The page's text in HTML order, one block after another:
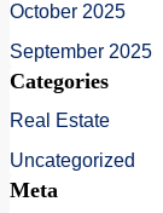
October 2025
September 2025
Categories
Real Estate
Uncategorized
Meta